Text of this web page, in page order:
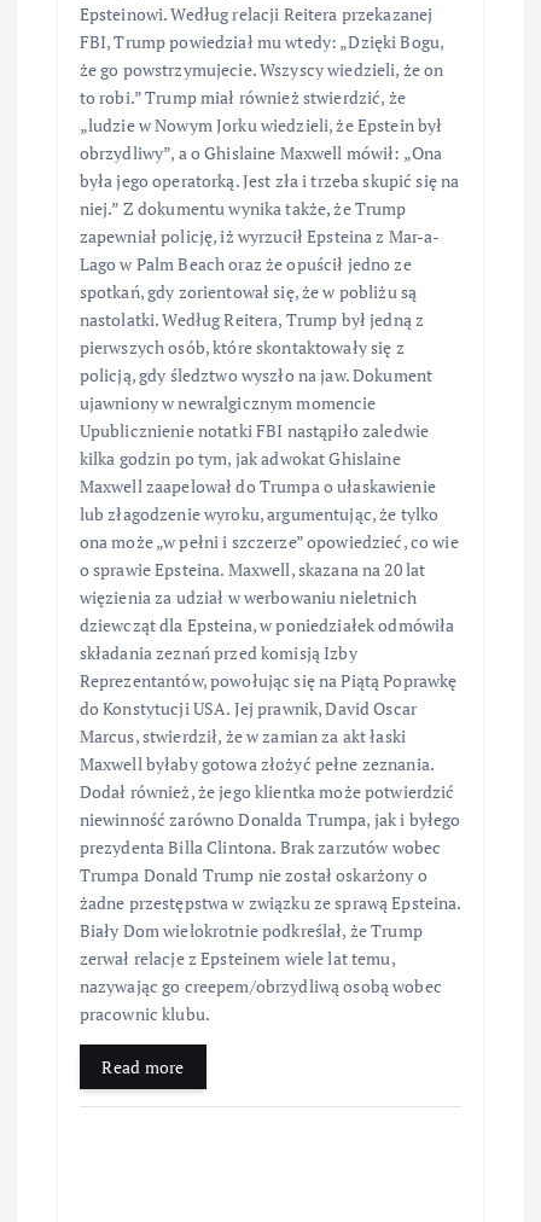
Epsteinowi. Według relacji Reitera przekazanej
FBI, Trump powiedział mu wtedy: „Dzięki Bogu,
że go powstrzymujecie. Wszyscy wiedzieli, że on
to robi.” Trump miał również stwierdzić, że
„ludzie w Nowym Jorku wiedzieli, że Epstein był
obrzydliwy”, a o Ghislaine Maxwell mówił: „Ona
była jego operatorką. Jest zła i trzeba skupić się na
niej.” Z dokumentu wynika także, że Trump
zapewniał policję, iż wyrzucił Epsteina z Mar-a-
Lago w Palm Beach oraz że opuścił jedno ze
spotkań, gdy zorientował się, że w pobliżu są
nastolatki. Według Reitera, Trump był jedną z
pierwszych osób, które skontaktowały się z
policją, gdy śledztwo wyszło na jaw. Dokument
ujawniony w newralgicznym momencie
Upublicznienie notatki FBI nastąpiło zaledwie
kilka godzin po tym, jak adwokat Ghislaine
Maxwell zaapelował do Trumpa o ułaskawienie
lub złagodzenie wyroku, argumentując, że tylko
ona może „w pełni i szczerze” opowiedzieć, co wie
o sprawie Epsteina. Maxwell, skazana na 20 lat
więzienia za udział w werbowaniu nieletnich
dziewcząt dla Epsteina, w poniedziałek odmówiła
składania zeznań przed komisją Izby
Reprezentantów, powołując się na Piątą Poprawkę
do Konstytucji USA. Jej prawnik, David Oscar
Marcus, stwierdził, że w zamian za akt łaski
Maxwell byłaby gotowa złożyć pełne zeznania.
Dodał również, że jego klientka może potwierdzić
niewinność zarówno Donalda Trumpa, jak i byłego
prezydenta Billa Clintona. Brak zarzutów wobec
Trumpa Donald Trump nie został oskarżony o
żadne przestępstwa w związku ze sprawą Epsteina.
Biały Dom wielokrotnie podkreślał, że Trump
zerwał relacje z Epsteinem wiele lat temu,
nazywając go creepem/obrzydliwą osobą wobec
pracownic klubu.
Read more